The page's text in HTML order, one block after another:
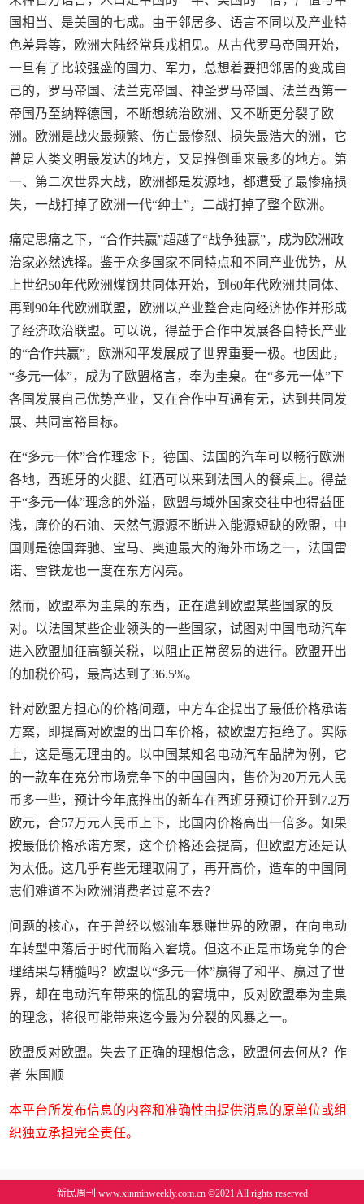
国相当、是美国的七成。由于邻居多、语言不同以及产业特
色差异等，欧洲大陆经常兵戎相见。从古代罗马帝国开始，
一旦有了比较强盛的国力、军力，总想着要把邻居的变成自
己的，罗马帝国、法兰克帝国、神圣罗马帝国、法兰西第一
帝国乃至纳粹德国，不断想统治欧洲、又不断更分裂了欧
洲。欧洲是战火最频繁、伤亡最惨烈、损失最浩大的洲，它
曾是人类文明最发达的地方，又是推倒重来最多的地方。第
一、第二次世界大战，欧洲都是发源地，都遭受了最惨痛损
失，一战打掉了欧洲一代“绅士”，二战打掉了整个欧洲。
痛定思痛之下，“合作共赢”超越了“战争独赢”，成为欧洲政
治家必然选择。鉴于众多国家不同特点和不同产业优势，从
上世纪50年代欧洲煤钢共同体开始，到60年代欧洲共同体、
再到90年代欧洲联盟，欧洲以产业整合走向经济协作并形成
了经济政治联盟。可以说，得益于合作中发展各自特长产业
的“合作共赢”，欧洲和平发展成了世界重要一极。也因此，
“多元一体”，成为了欧盟格言，奉为圭臬。在“多元一体”下
各国发展自己优势产业，又在合作中互通有无，达到共同发
展、共同富裕目标。
在“多元一体”合作理念下，德国、法国的汽车可以畅行欧洲
各地，西班牙的火腿、红酒可以来到法国人的餐桌上。得益
于“多元一体”理念的外溢，欧盟与域外国家交往中也得益匪
浅，廉价的石油、天然气源源不断进入能源短缺的欧盟，中
国则是德国奔驰、宝马、奥迪最大的海外市场之一，法国雷
诺、雪铁龙也一度在东方闪亮。
然而，欧盟奉为圭臬的东西，正在遭到欧盟某些国家的反
对。以法国某些企业领头的一些国家，试图对中国电动汽车
进入欧盟加征高额关税，以阻止正常贸易的进行。欧盟开出
的加税价码，最高达到了36.5%。
针对欧盟方担心的价格问题，中方车企提出了最低价格承诺
方案，即提高对欧盟的出口车价格，被欧盟方拒绝了。实际
上，这是毫无理由的。以中国某知名电动汽车品牌为例，它
的一款车在充分市场竞争下的中国国内，售价为20万元人民
币多一些，预计今年底推出的新车在西班牙预订价开到7.2万
欧元，合57万元人民币上下，比国内价格高出一倍多。如果
按最低价格承诺方案，这个价格还会提高，但欧盟方还是认
为太低。这几乎有些无理取闹了，再开高价，造车的中国同
志们难道不为欧洲消费者过意不去？
问题的核心，在于曾经以燃油车暴赚世界的欧盟，在向电动
车转型中落后于时代而陷入窘境。但这不正是市场竞争的合
理结果与精髓吗？欧盟以“多元一体”赢得了和平、赢过了世
界，却在电动汽车带来的慌乱的窘境中，反对欧盟奉为圭臬
的理念，将很可能带来迄今最为分裂的风暴之一。
欧盟反对欧盟。失去了正确的理想信念，欧盟何去何从？作
者 朱国顺
本平台所发布信息的内容和准确性由提供消息的原单位或组
织独立承担完全责任。
新民周刊 www.xinminweekly.com.cn ©2021 All rights reserved